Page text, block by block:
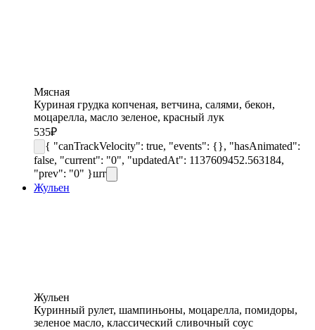
Мясная
Куриная грудка копченая, ветчина, салями, бекон,
моцарелла, масло зеленое, красный лук
535₽
{ "canTrackVelocity": true, "events": {}, "hasAnimated":
false, "current": "0", "updatedAt": 1137609452.563184,
"prev": "0" }шт
Жульен
Жульен
Куринный рулет, шампиньоны, моцарелла, помидоры,
зеленое масло, классический сливочный соус